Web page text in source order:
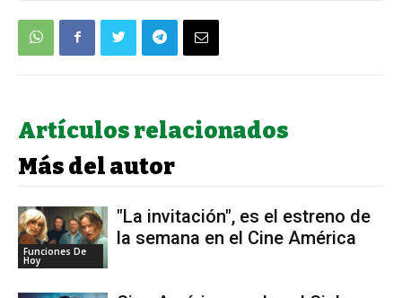
Artículos relacionados
Más del autor
Funciones De
Hoy
"La invitación", es el estreno de
la semana en el Cine América